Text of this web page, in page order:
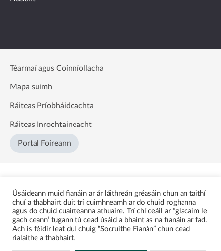
Téarmaí agus Coinníollacha
Mapa suímh
Ráiteas Príobháideachta
Ráiteas Inrochtaineacht
Portal Foireann
Úsáideann muid fianáin ar ár láithreán gréasáin chun an taithí
chuí a thabhairt duit trí cuimhneamh ar do chuid roghanna
agus do chuid cuairteanna athuaire. Trí chliceáil ar “glacaim le
gach ceann’ tugann tú cead úsáid a bhaint as na fianáin ar fad.
Ach is féidir leat dul chuig “Socruithe Fianán” chun cead
rialaithe a thabhairt.